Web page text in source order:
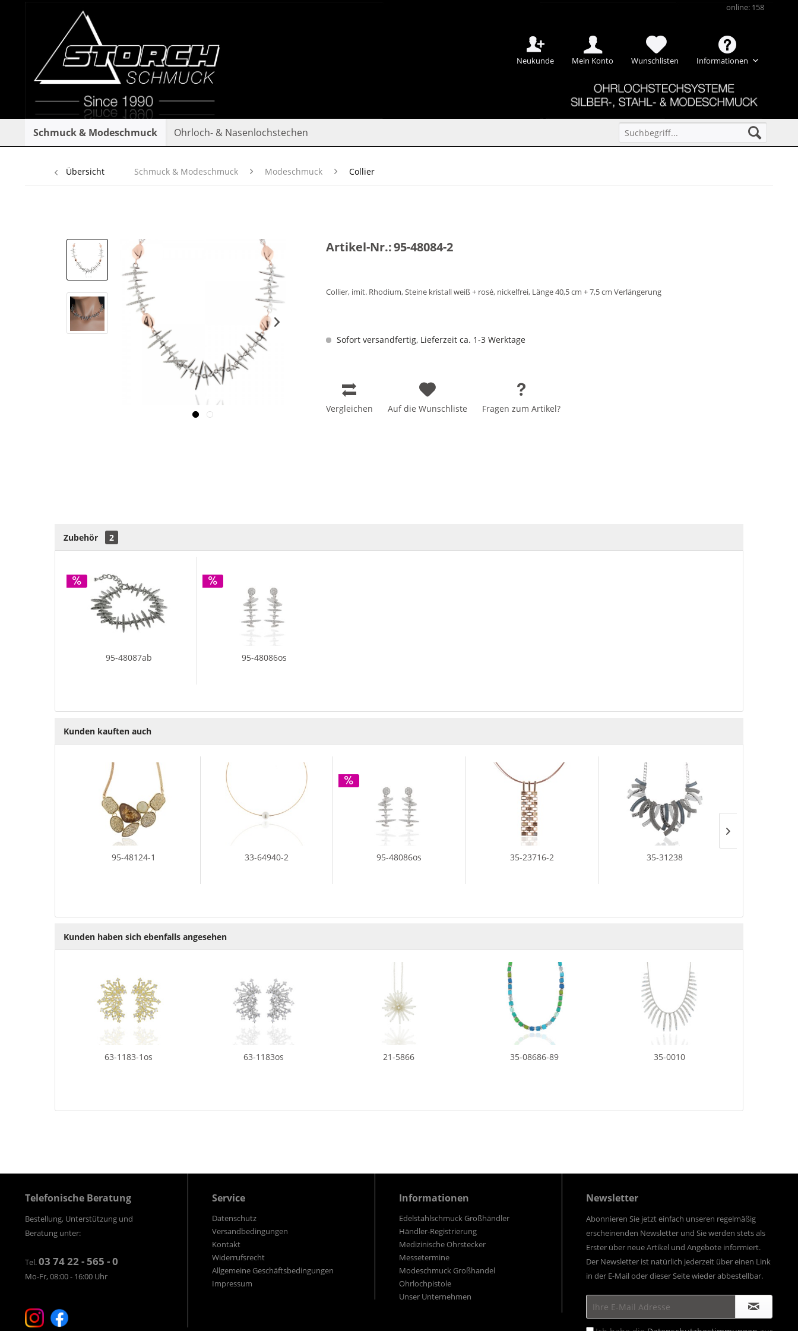
Neukunde Mein Konto Wunschlisten Informationen
online: 158
Schmuck & Modeschmuck Ohrloch- & Nasenlochstechen
Übersicht Schmuck & Modeschmuck Modeschmuck Collier
Artikel-Nr.:95-48084-2
Collier, imit. Rhodium, Steine kristall weiß + rosé, nickelfrei, Länge 40,5 cm + 7,5 cm Verlängerung
Sofort versandfertig, Lieferzeit ca. 1-3 Werktage
Vergleichen Auf die Wunschliste Fragen zum Artikel?
Zubehör 2
95-48087ab 95-48086os
Kunden kauften auch
95-48124-1 33-64940-2 95-48086os 35-23716-2 35-31238
Kunden haben sich ebenfalls angesehen
63-1183-1os 63-1183os 21-5866 35-08686-89 35-0010
Telefonische Beratung
Bestellung, Unterstützung und
Beratung unter:
Tel.03 74 22 - 565 - 0
Mo-Fr, 08:00 - 16:00 Uhr
Service
Datenschutz
Versandbedingungen
Kontakt
Widerrufsrecht
Allgemeine Geschäftsbedingungen
Impressum
Informationen
Edelstahlschmuck Großhändler
Händler-Registrierung
Medizinische Ohrstecker
Messetermine
Modeschmuck Großhandel
Ohrlochpistole
Unser Unternehmen
Newsletter
Abonnieren Sie jetzt einfach unseren regelmäßig
erscheinenden Newsletter und Sie werden stets als
Erster über neue Artikel und Angebote informiert.
Der Newsletter ist natürlich jederzeit über einen Link
in der E-Mail oder dieser Seite wieder abbestellbar.